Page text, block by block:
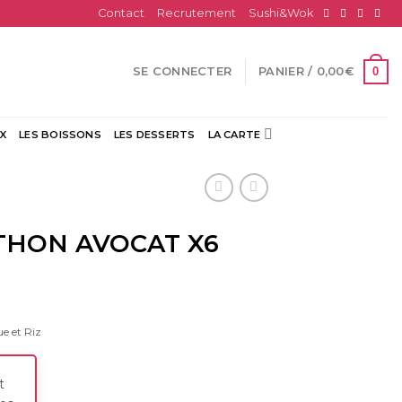
Contact Recrutement Sushi&Wok
SE CONNECTER PANIER / 0,00€ 0
LES BOISSONS LES DESSERTS LA CARTE
AVOCAT X6
et Riz